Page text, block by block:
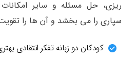
ریزی، حل مسئله و سایر
سپاری را می بخشد و آن ها را
کودکان دو زبانه تفکر انتقادی